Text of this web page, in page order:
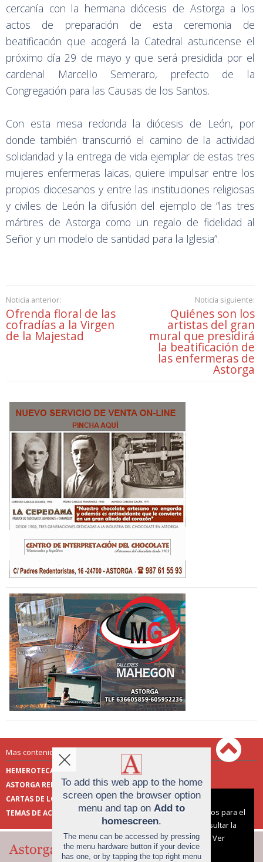
cercanía con la hermana diócesis de Astorga a los
actos de preparación de esta ceremonia de
beatificación que acogerá la Catedral asturicense el
próximo día 29 de mayo y que será presidida por el
cardenal Marcello Semeraro, prefecto de la
Congregación para las Causas de los Santos.
Con esta mesa redonda la diócesis de León, por
donde también transcurrió el camino de la actividad
solidaridad y la entrega de vida ejemplar de estas tres
mujeres enfermeras laicas, quiere impulsar entre los
propios diocesanos y entre las instituciones religiosas
y civiles de León la difusión del ejemplo de “las tres
mártires de Astorga como un regalo de fidelidad al
Señor y un modelo de santidad para la Iglesia”.
Noticia anterior:
Ofrenda floral de las
cofradías a la Virgen
de la Majestad
Noticia siguiente:
Quiénes son los
artistas del gran
mural que presidirá
la beatificación de
las enfermeras de
Astorga
Mas contenido de Astorga Redacción:
HEMEROTECA
ENCUESTAS
ASTORGA REDACCIÓN
PUBLICIDAD
CARTAS DE LOS LECTORES
FOTOS DE LOS LECTORES
TEMAS DE ACTUALIDAD
Aviso sobre el Uso de cookies:
Utilizamos cookies nuestras y de terceros para el
funcionamiento del digital. Puedes consultar la
lista de cookies y como desconectarlas.
Ver
nuestra Política de Privacidad y Cookies
To add this web app to the home
screen open the browser option
menu and tap on Add to
homescreen.
The menu can be accessed by pressing
the menu hardware button if your device
has one, or by tapping the top right menu